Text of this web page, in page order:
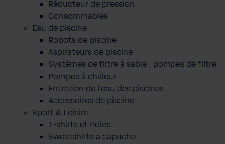
Réducteur de pression
Consommables
Eau de piscine
Robots de piscine
Aspirateurs de piscine
Systèmes de filtre à sable | pompes de filtre
Pompes à chaleur
Entretien de l'eau des piscines
Accessoires de piscine
Sport & Loisirs
T-shirts et Polos
Sweatshirts à capuche